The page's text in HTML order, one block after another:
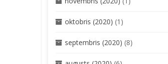
oktobris (2020) (1)
septembris (2020) (8)